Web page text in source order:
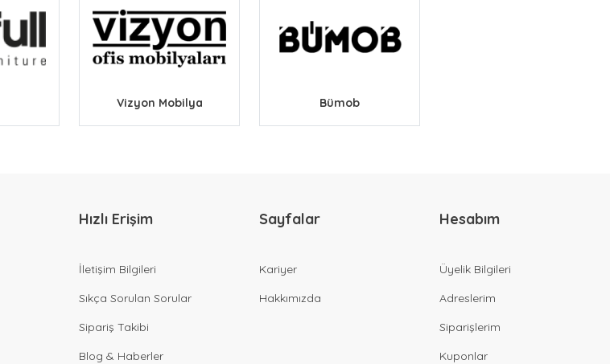
Vizyon Mobilya Bümob
Hızlı Erişim
İletişim Bilgileri
Sıkça Sorulan Sorular
Sipariş Takibi
Blog & Haberler
Sayfalar
Kariyer
Hakkımızda
Hesabım
Üyelik Bilgileri
Adreslerim
Siparişlerim
Kuponlar